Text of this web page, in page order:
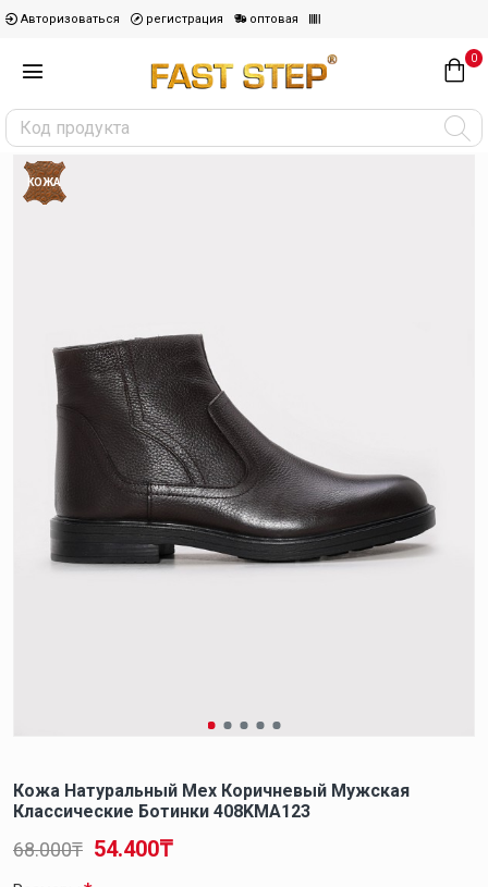
Авторизоваться регистрация оптовая
0
КОЖА
Кожа Натуральный Мех Коричневый Мужская
Классические Ботинки 408KMA123
54.400₸
68.000₸